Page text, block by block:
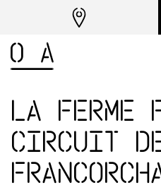
La Ferme
Circuit